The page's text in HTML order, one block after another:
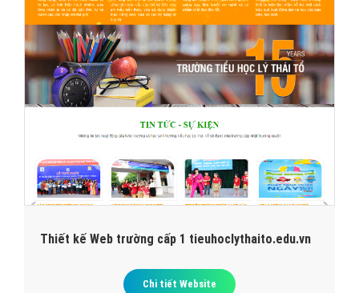
Thiết kế Web trường cấp 1 tieuhoclythaito.edu.vn
Chi tiết Website